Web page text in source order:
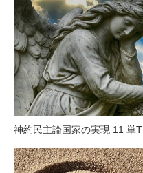
神約民主論国家の実現 11 単T